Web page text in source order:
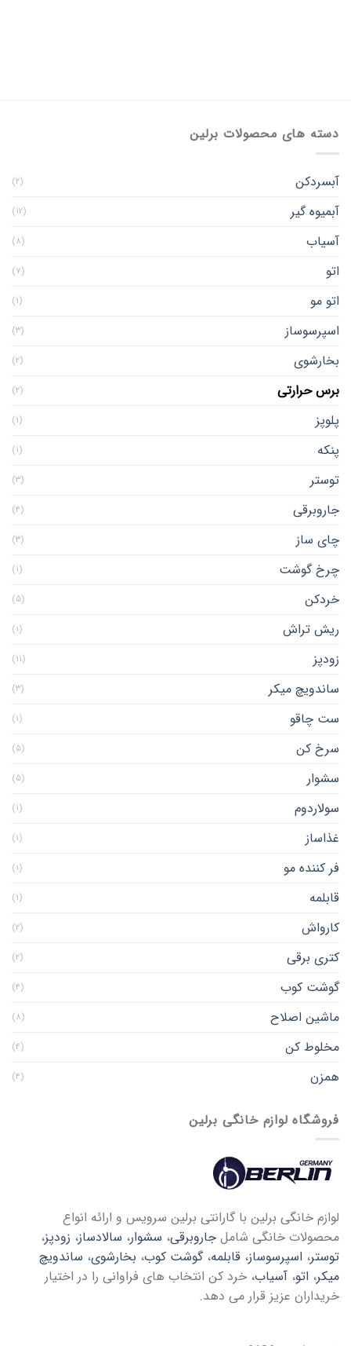
دسته های محصولات برلین
آبسردکن (۲)
آبمیوه گیر (۱۲)
آسیاب (۸)
اتو (۷)
اتو مو (۱)
اسپرسوساز (۳)
بخارشوی (۲)
برس حرارتی (۲)
پلوپز (۱)
پنکه (۱)
توستر (۳)
جاروبرقی (۴)
چای ساز (۳)
چرخ گوشت (۱)
خردکن (۵)
ریش تراش (۱)
زودپز (۱۱)
ساندویچ میکر (۳)
ست چاقو (۱)
سرخ کن (۵)
سشوار (۵)
سولاردوم (۱)
غذاساز (۱)
فر کننده مو (۱)
قابلمه (۱)
کارواش (۲)
کتری برقی (۲)
گوشت کوب (۴)
ماشین اصلاح (۸)
مخلوط کن (۴)
همزن (۴)
فروشگاه لوازم خانگی برلین
لوازم خانگی برلین با گارانتی برلین سرویس و ارائه انواع
محصولات خانگی شامل جاروبرقی، سشوار، سالادساز، زودپز،
توستر، اسپرسوساز، قابلمه،گوشت کوب، بخارشوی، ساندویچ
میکر، اتو، آسیاب، خرد کن انتخاب های فراوانی را در اختیار
خریداران عزیز قرار می دهد.